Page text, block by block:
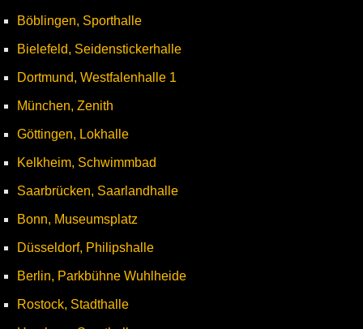
Böblingen, Sporthalle
Bielefeld, Seidenstickerhalle
Dortmund, Westfalenhalle 1
München, Zenith
Göttingen, Lokhalle
Kelkheim, Schwimmbad
Saarbrücken, Saarlandhalle
Bonn, Museumsplatz
Düsseldorf, Philipshalle
Berlin, Parkbühne Wuhlheide
Rostock, Stadthalle